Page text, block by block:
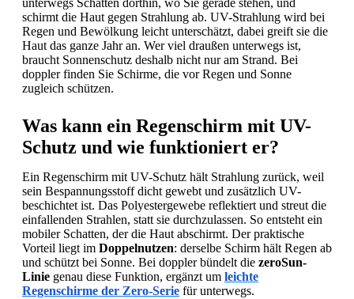
schirmt die Haut gegen Strahlung ab. UV-Strahlung wird bei
Regen und Bewölkung leicht unterschätzt, dabei greift sie die
Haut das ganze Jahr an. Wer viel draußen unterwegs ist,
braucht Sonnenschutz deshalb nicht nur am Strand. Bei
doppler finden Sie Schirme, die vor Regen und Sonne
zugleich schützen.
Was kann ein Regenschirm mit UV-
Schutz und wie funktioniert er?
Ein Regenschirm mit UV-Schutz hält Strahlung zurück, weil
sein Bespannungsstoff dicht gewebt und zusätzlich UV-
beschichtet ist. Das Polyestergewebe reflektiert und streut die
einfallenden Strahlen, statt sie durchzulassen. So entsteht ein
mobiler Schatten, der die Haut abschirmt. Der praktische
Vorteil liegt im Doppelnutzen: derselbe Schirm hält Regen ab
und schützt bei Sonne. Bei doppler bündelt die zeroSun-
Linie genau diese Funktion, ergänzt um leichte
Regenschirme der Zero-Serie für unterwegs.